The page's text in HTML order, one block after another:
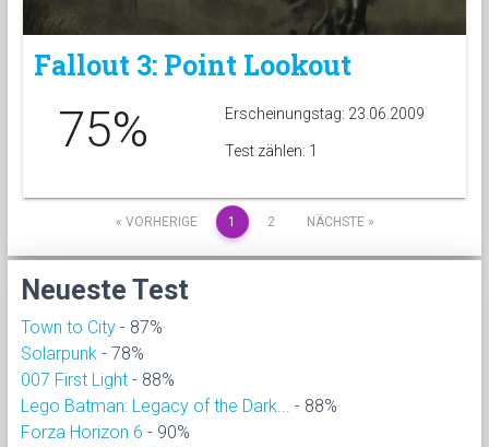
Fallout 3: Point Lookout
75% Erscheinungstag: 23.06.2009
Test zählen: 1
« VORHERIGE 1 2 NÄCHSTE »
Neueste Test
Town to City - 87%
Solarpunk - 78%
007 First Light - 88%
Lego Batman: Legacy of the Dark... - 88%
Forza Horizon 6 - 90%